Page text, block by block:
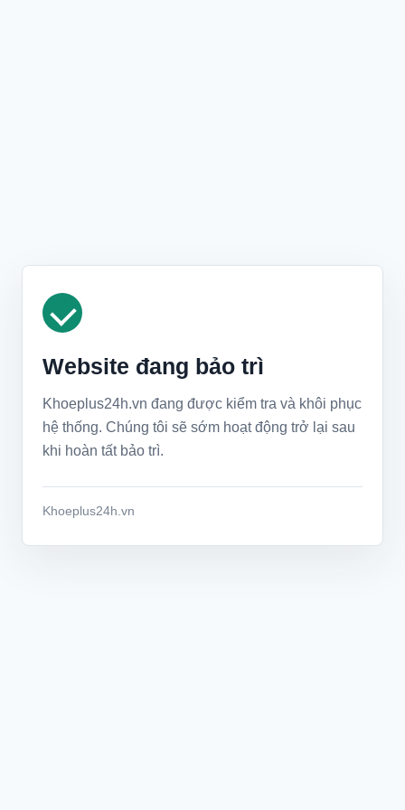
Website đang bảo trì
Khoeplus24h.vn đang được kiểm tra và khôi phục
hệ thống. Chúng tôi sẽ sớm hoạt động trở lại sau
khi hoàn tất bảo trì.
Khoeplus24h.vn